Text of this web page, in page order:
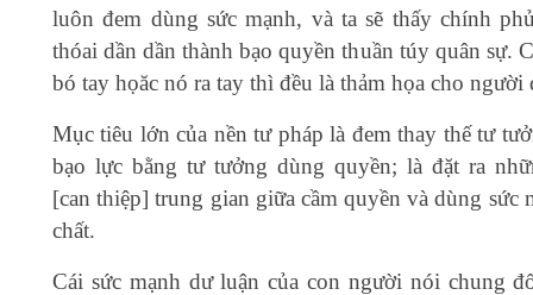
luôn đem dùng sức mạnh, và ta sẽ thấy chính
thóai dần dần thành bạo quyền thuần túy quân sự.
bó tay họăc nó ra tay thì đều là thảm họa cho người
Mục tiêu lớn của nền tư pháp là đem thay thế tư
bạo lực bằng tư tưởng dùng quyền; là đặt ra
[can thiệp] trung gian giữa cầm quyền và dùng sức
chất.
Cái sức mạnh dư luận của con người nói chung